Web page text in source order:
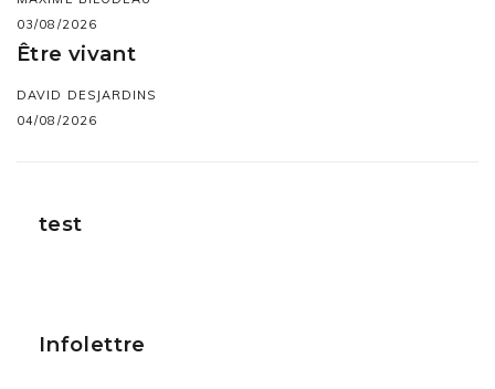
03/08/2026
Être vivant
DAVID DESJARDINS
04/08/2026
test
Infolettre